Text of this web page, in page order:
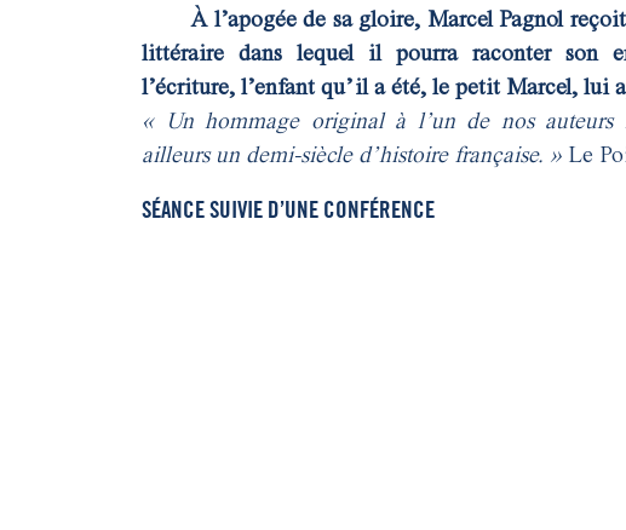
À l’apogée de sa gloire, Marcel Pagnol
littéraire dans lequel il pourra raconter son
l’écriture, l’enfant qu’il a été, le petit Marcel, lui
« Un hommage original à l’un de nos auteurs
ailleurs un demi-siècle d’histoire française. » Le
SÉANCE SUIVIE D’UNE CONFÉRENCE